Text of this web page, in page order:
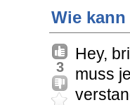
Wie
3
Hey,
muss